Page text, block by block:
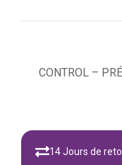
CONTROL –
14 Jours de